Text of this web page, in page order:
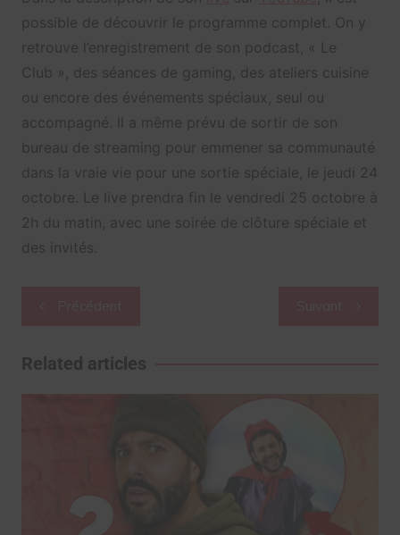
possible de découvrir le programme complet. On y
retrouve l’enregistrement de son podcast, « Le
Club », des séances de gaming, des ateliers cuisine
ou encore des événements spéciaux, seul ou
accompagné. Il a même prévu de sortir de son
bureau de streaming pour emmener sa communauté
dans la vraie vie pour une sortie spéciale, le jeudi 24
octobre. Le live prendra fin le vendredi 25 octobre à
2h du matin, avec une soirée de clôture spéciale et
des invités.
l’article
Related articles